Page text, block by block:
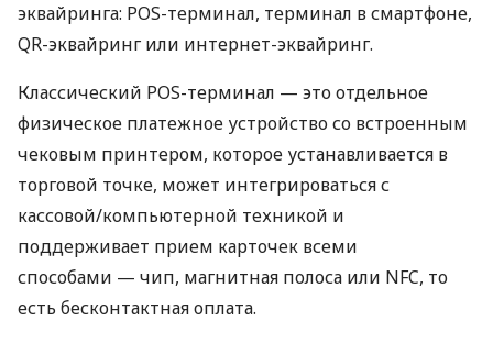
эквайринга: POS-терминал, терминал в смартфоне,
QR-эквайринг или интернет-эквайринг.
Классический POS-терминал — это отдельное
физическое платежное устройство со встроенным
чековым принтером, которое устанавливается в
торговой точке, может интегрироваться с
кассовой/компьютерной техникой и
поддерживает прием карточек всеми
способами — чип, магнитная полоса или NFC, то
есть бесконтактная оплата.